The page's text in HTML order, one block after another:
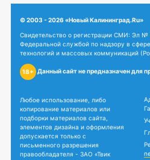
© 2003 - 2026 «Новый Калининград.Ru»
Свидетельство о регистрации СМИ: Эл
Федеральной службой по надзору в
технологий и массовых коммуникаций
18+ Данный сайт не предназначен для
Любое использование, либо
копирование материалов или
подборки материалов сайта,
элементов дизайна и оформления
допускается только с
письменного разрешения
правообладателя - ЗАО «Твик